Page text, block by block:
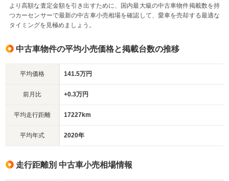
より高額な査定金額を引き出すために、国内最大級の中古車物件掲載数を持
つカーセンサーで最新の中古車小売相場を確認して、愛車を売却する最適な
タイミングを見極めましょう。
中古車物件の平均小売価格と掲載台数の推移
平均価格 141.5万円
前月比 +0.3万円
平均走行距離 17227km
平均年式 2020年
走行距離別 中古車小売相場情報